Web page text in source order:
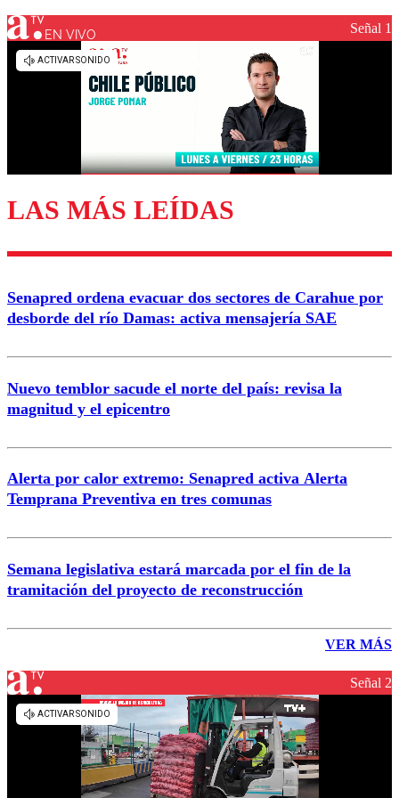
Los comentarios son moderados para garantizar un
diálogo respetuoso.
Enviar comentario
EN VIVO Señal 1
LAS MÁS LEÍDAS
Senapred ordena evacuar dos sectores de Carahue por
desborde del río Damas: activa mensajería SAE
Nuevo temblor sacude el norte del país: revisa la
magnitud y el epicentro
Alerta por calor extremo: Senapred activa Alerta
Temprana Preventiva en tres comunas
Semana legislativa estará marcada por el fin de la
tramitación del proyecto de reconstrucción
VER MÁS
Señal 2